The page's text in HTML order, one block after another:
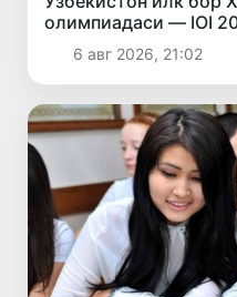
олимпиадаси — IOI
6 авг 2026, 21:02